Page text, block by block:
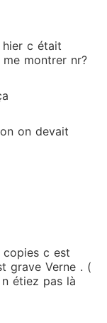
c était
montrer nr?
on devait
c est
grave Verne . (
étiez pas là